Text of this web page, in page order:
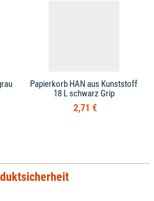
Papierkorb HAN aus Kunststoff
18 L schwarz Grip
2,71 €